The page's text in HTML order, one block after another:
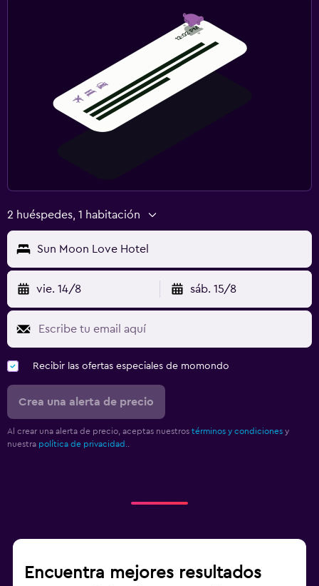
2 huéspedes, 1 habitación
Sun Moon Love Hotel
vie. 14/8 sáb. 15/8
Recibir las ofertas especiales de momondo
Crea una alerta de precio
Al crear una alerta de precio, aceptas nuestros términos y condiciones y
nuestra política de privacidad.
Encuentra mejores resultados